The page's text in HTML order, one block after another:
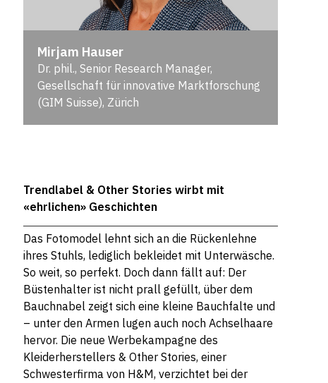
Mirjam Hauser
Dr. phil., Senior Research Manager,
Gesellschaft für innovative Marktforschung
(GIM Suisse), Zürich
Trendlabel & Other Stories wirbt mit
«ehrlichen» Geschichten
Das Fotomodel lehnt sich an die Rückenlehne
ihres Stuhls, lediglich bekleidet mit Unterwäsche.
So weit, so perfekt. Doch dann fällt auf: Der
Büstenhalter ist nicht prall gefüllt, über dem
Bauchnabel zeigt sich eine kleine Bauchfalte und
– unter den Armen lugen auch noch Achselhaare
hervor. Die neue Werbekampagne des
Kleiderherstellers & Other Stories, einer
Schwesterfirma von H&M, verzichtet bei der